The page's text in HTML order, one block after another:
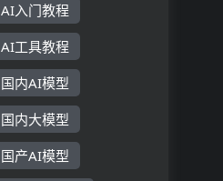
AI入门教程
AI工具教程
国内AI模型
国内大模型
国产AI模型